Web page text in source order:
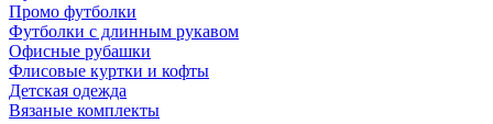
Промо футболки
Футболки с длинным рукавом
Офисные рубашки
Флисовые куртки и кофты
Детская одежда
Вязаные комплекты